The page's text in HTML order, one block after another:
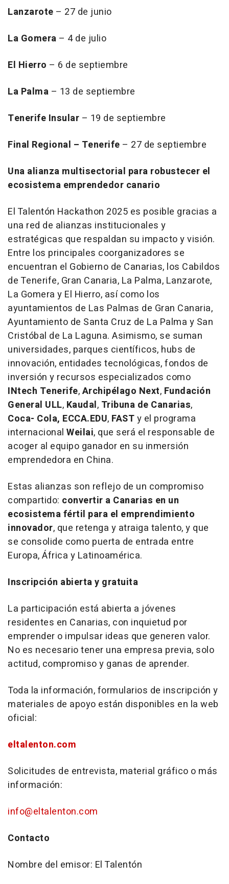
Lanzarote – 27 de junio
La Gomera – 4 de julio
El Hierro – 6 de septiembre
La Palma – 13 de septiembre
Tenerife Insular – 19 de septiembre
Final Regional – Tenerife – 27 de septiembre
Una alianza multisectorial para robustecer el
ecosistema emprendedor canario
El Talentón Hackathon 2025 es posible gracias a
una red de alianzas institucionales y
estratégicas que respaldan su impacto y visión.
Entre los principales coorganizadores se
encuentran el Gobierno de Canarias, los Cabildos
de Tenerife, Gran Canaria, La Palma, Lanzarote,
La Gomera y El Hierro, así como los
ayuntamientos de Las Palmas de Gran Canaria,
Ayuntamiento de Santa Cruz de La Palma y San
Cristóbal de La Laguna. Asimismo, se suman
universidades, parques científicos, hubs de
innovación, entidades tecnológicas, fondos de
inversión y recursos especializados como
INtech Tenerife,Archipélago Next, Fundación
General ULL, Kaudal, Tribuna de Canarias,
Coca- Cola, ECCA.EDU, FASTy el programa
internacional Weilai, que será el responsable de
acoger al equipo ganador en su inmersión
emprendedora en China.
Estas alianzas son reflejo de un compromiso
compartido: convertir a Canarias en un
ecosistema fértil para el emprendimiento
innovador, que retenga y atraiga talento, y que
se consolide como puerta de entrada entre
Europa, África y Latinoamérica.
Inscripción abierta y gratuita
La participación está abierta a jóvenes
residentes en Canarias, con inquietud por
emprender o impulsar ideas que generen valor.
No es necesario tener una empresa previa, solo
actitud, compromiso y ganas de aprender.
Toda la información, formularios de inscripción y
materiales de apoyo están disponibles en la web
oficial:
eltalenton.com
Solicitudes de entrevista, material gráfico o más
información:
info@eltalenton.com
Contacto
Nombre del emisor: El Talentón